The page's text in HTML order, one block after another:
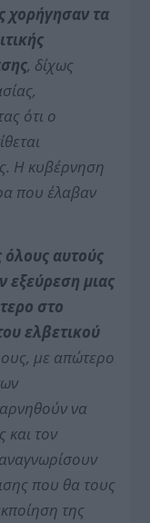
χορήγησαν τα
, δίχως
ότι ο
Η κυβέρνηση
που έλαβαν
αυτούς
εξεύρεση μιας
στο
ελβετικού
με απώτερο
να
τον
που θα τους
της